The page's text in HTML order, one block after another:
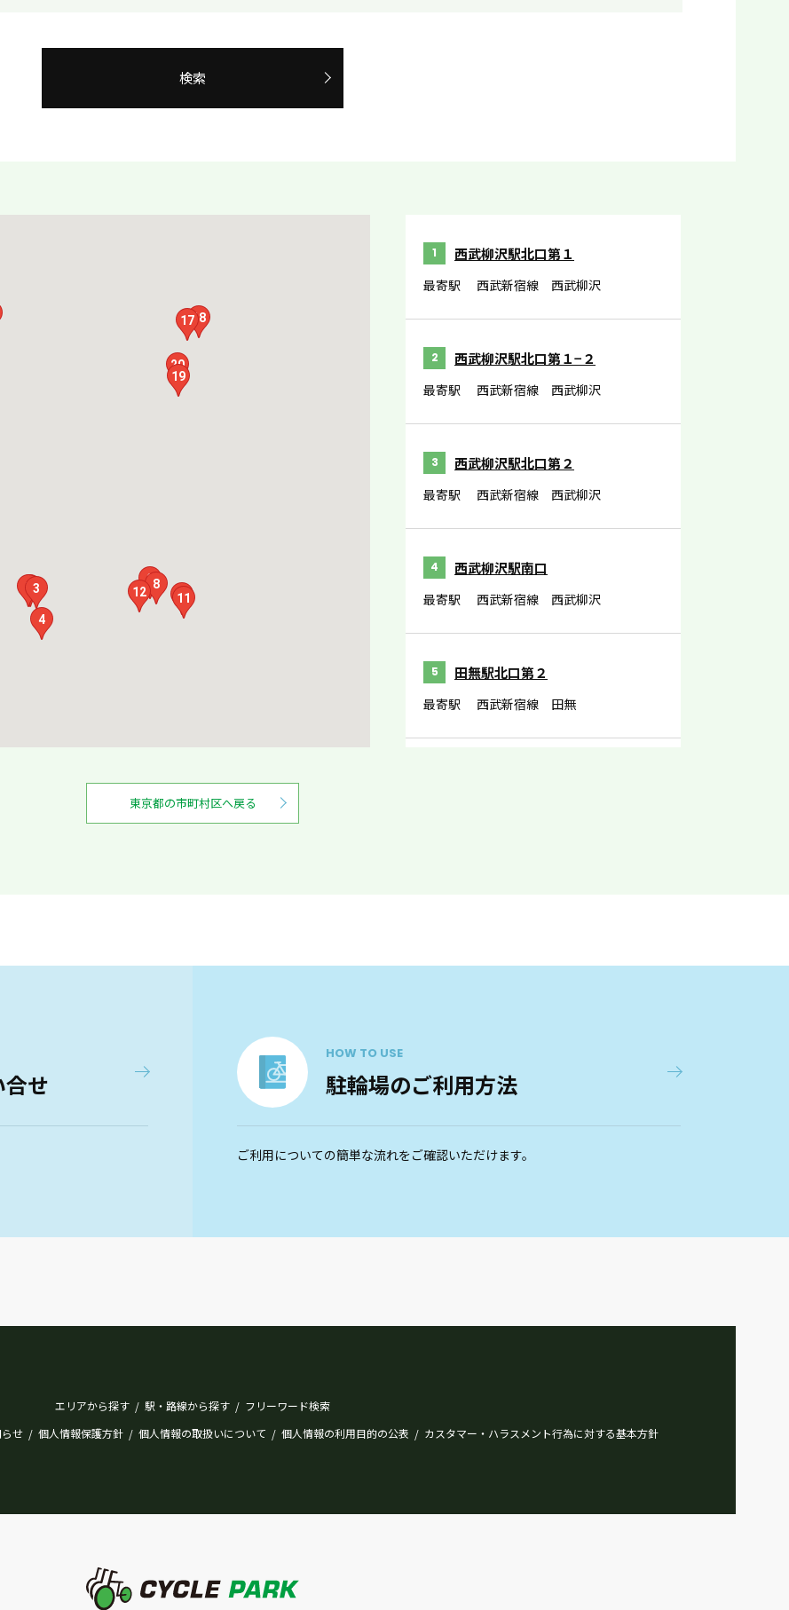
検索
1
2 3
4
8
9
10
11
12
1718
19
20
1 西武柳沢駅北口第１
最寄駅 西武新宿線 西武柳沢
2 西武柳沢駅北口第１−２
最寄駅 西武新宿線 西武柳沢
3 西武柳沢駅北口第２
最寄駅 西武新宿線 西武柳沢
4 西武柳沢駅南口
最寄駅 西武新宿線 西武柳沢
5 田無駅北口第２
最寄駅 西武新宿線 田無
9 東伏見駅北口第２
最寄駅 西武新宿線 東伏見
最寄駅 西武新宿線 東伏見
最寄駅 西武新宿線 東伏見
ひばりヶ丘駅北口
東京都の市町村区へ戻る
せ
HOW TO USE
駐輪場のご利用方法
ご利用についての簡単な流れをご確認いただけます。
エリアから探す / 駅・路線から探す / フリーワード検索
せ / 個人情報保護方針 / 個人情報の取扱いについて / 個人情報の利用目的の公表 / カスタマー・ハラスメント行為に対する基本方針